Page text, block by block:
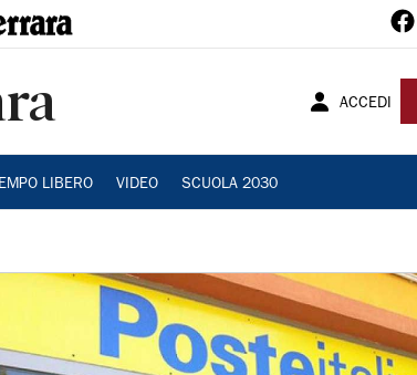
ACCEDI
LIBERO VIDEO SCUOLA 2030